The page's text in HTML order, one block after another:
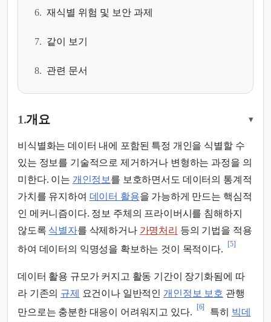
6. 재식별 위험 및 보안 과제
7. 같이 보기
8. 관련 문서
1.개요 ▾
비식별화는 데이터 내에 포함된 특정 개인을 식별할 수
있는 정보를 기술적으로 제거하거나 변형하는 과정을 의
미한다. 이는 개인정보를 보호하면서도 데이터의 통계적
가치를 유지하여 데이터 활용을 가능하게 만드는 핵심적
인 메커니즘이다. 정보 주체의 프라이버시를 침해하지
않도록 식별자를 삭제하거나 가명처리 등의 기법을 적용
하여 데이터의 익명성을 확보하는 것이 목적이다.
[5]
데이터 활용 규모가 커지고 활동 기간이 장기화됨에 따
라 기존의 규제 요건이나 일반적인 개인정보 보호 관행
만으로는 충분한 대응이 어려워지고 있다.
[6]
특히 빅데